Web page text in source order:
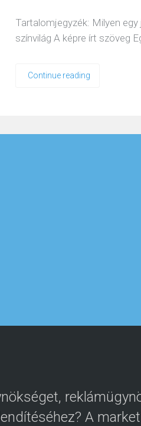
Tartalomjegyzék: Milyen
színvilág A képre írt szöveg
Continue reading
A